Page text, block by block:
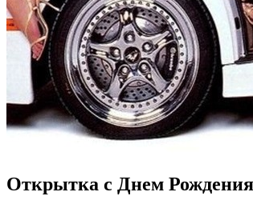
Открытка с Днем